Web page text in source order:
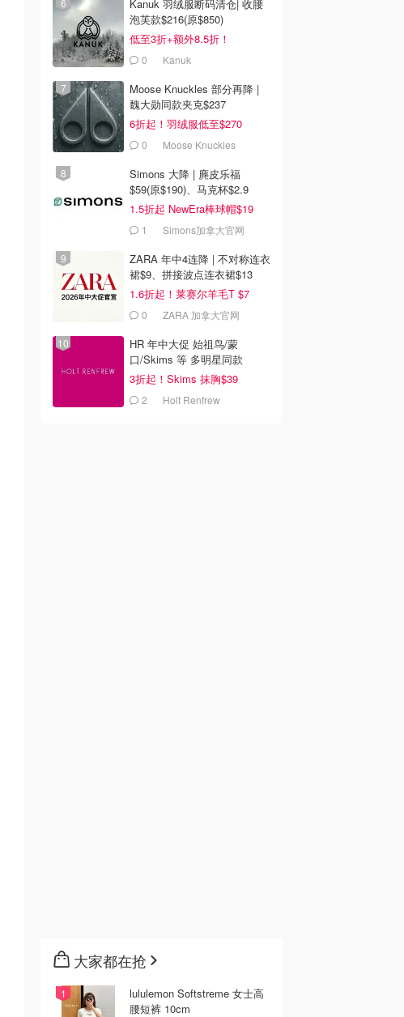
Kanuk 羽绒服断码清仓| 收腰
泡芙款$216(原$850)
低至3折+额外8.5折！
0 Kanuk
Moose Knuckles 部分再降 |
魏大勋同款夹克$237
6折起！羽绒服低至$270
0 Moose Knuckles
Simons 大降 | 麂皮乐福
$59(原$190)、马克杯$2.9
1.5折起 NewEra棒球帽$19
1 Simons加拿大官网
ZARA 年中4连降 | 不对称连衣
裙$9、拼接波点连衣裙$13
1.6折起！莱赛尔羊毛T $7
0 ZARA 加拿大官网
HR 年中大促 始祖鸟/蒙
口/Skims 等 多明星同款
3折起！Skims 抹胸$39
2 Holt Renfrew
大家都在抢
lululemon Softstreme 女士高
腰短裤 10cm